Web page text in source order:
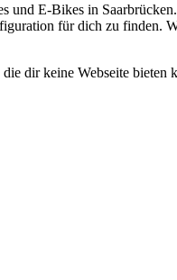
E-Bikes in
für dich zu finden.
dir keine Webseite